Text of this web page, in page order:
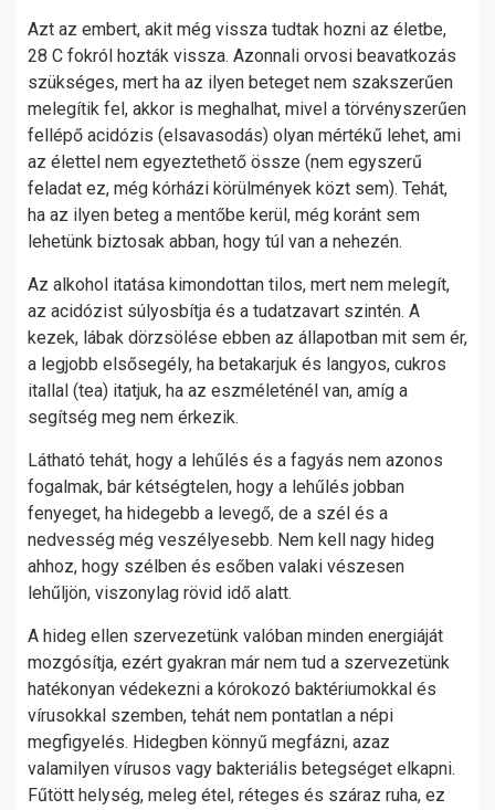
Azt az embert, akit még vissza tudtak hozni az életbe,
28 C fokról hozták vissza. Azonnali orvosi beavatkozás
szükséges, mert ha az ilyen beteget nem szakszerűen
melegítik fel, akkor is meghalhat, mivel a törvényszerűen
fellépő acidózis (elsavasodás) olyan mértékű lehet, ami
az élettel nem egyeztethető össze (nem egyszerű
feladat ez, még kórházi körülmények közt sem). Tehát,
ha az ilyen beteg a mentőbe kerül, még koránt sem
lehetünk biztosak abban, hogy túl van a nehezén.
Az alkohol itatása kimondottan tilos, mert nem melegít,
az acidózist súlyosbítja és a tudatzavart szintén. A
kezek, lábak dörzsölése ebben az állapotban mit sem ér,
a legjobb elsősegély, ha betakarjuk és langyos, cukros
itallal (tea) itatjuk, ha az eszméleténél van, amíg a
segítség meg nem érkezik.
Látható tehát, hogy a lehűlés és a fagyás nem azonos
fogalmak, bár kétségtelen, hogy a lehűlés jobban
fenyeget, ha hidegebb a levegő, de a szél és a
nedvesség még veszélyesebb. Nem kell nagy hideg
ahhoz, hogy szélben és esőben valaki vészesen
lehűljön, viszonylag rövid idő alatt.
A hideg ellen szervezetünk valóban minden energiáját
mozgósítja, ezért gyakran már nem tud a szervezetünk
hatékonyan védekezni a kórokozó baktériumokkal és
vírusokkal szemben, tehát nem pontatlan a népi
megfigyelés. Hidegben könnyű megfázni, azaz
valamilyen vírusos vagy bakteriális betegséget elkapni.
Fűtött helység, meleg étel, réteges és száraz ruha, ez